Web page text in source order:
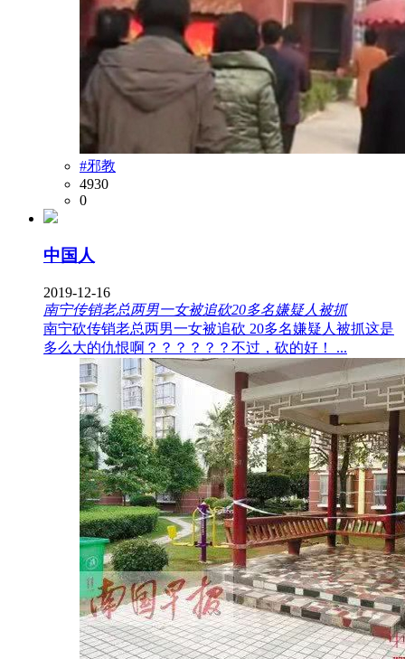
#邪教
4930
0
中国人
2019-12-16
南宁传销老总两男一女被追砍20多名嫌疑人被抓
南宁砍传销老总两男一女被追砍 20多名嫌疑人被抓这是
多么大的仇恨啊？？？？？？不过，砍的好！ ...